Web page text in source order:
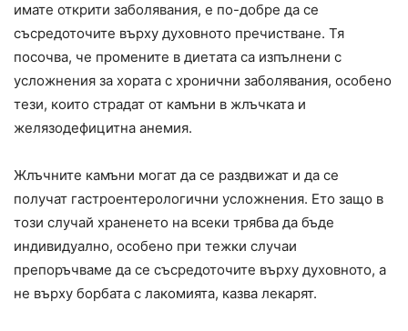
имате открити заболявания, е по-добре да се
съсредоточите върху духовното пречистване. Тя
посочва, че промените в диетата са изпълнени с
усложнения за хората с хронични заболявания, особено
тези, които страдат от камъни в жлъчката и
желязодефицитна анемия.
Жлъчните камъни могат да се раздвижат и да се
получат гастроентерологични усложнения. Ето защо в
този случай храненето на всеки трябва да бъде
индивидуално, особено при тежки случаи
препоръчваме да се съсредоточите върху духовното, а
не върху борбата с лакомията, казва лекарят.